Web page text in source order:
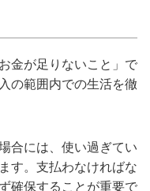
金が足りないこと」で
の範囲内での生活を徹
合には、使い過ぎてい
す。支払わなければな
確保することが重要で